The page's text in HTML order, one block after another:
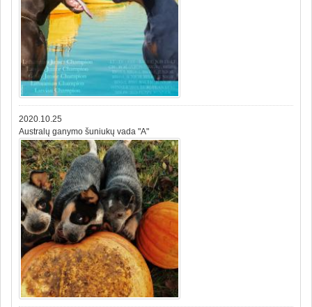
2020.10.25
Australų ganymo šuniukų vada "A"